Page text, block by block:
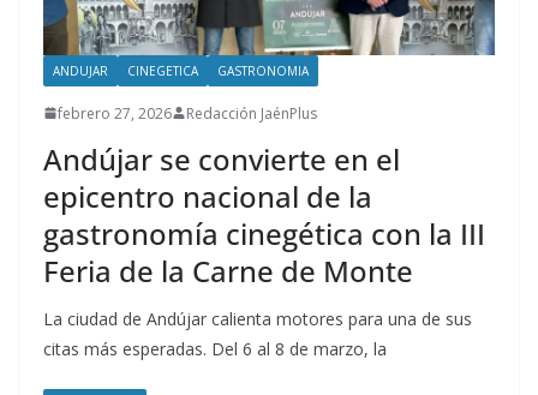
ANDUJAR CINEGETICA GASTRONOMIA
febrero 27, 2026 Redacción JaénPlus
Andújar se convierte en el
epicentro nacional de la
gastronomía cinegética con la III
Feria de la Carne de Monte
La ciudad de Andújar calienta motores para una de sus
citas más esperadas. Del 6 al 8 de marzo, la